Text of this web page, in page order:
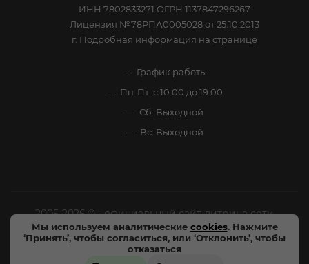
Мы используем аналитические cookies. Нажмите
‘Принять’, чтобы согласиться, или ‘Отклонить’, чтобы
отказаться
ИНН 7802833271 ОГРН 1137847296267
Лицензия №78РПА0005028 от 25.10.2013
г. Подробная информация на странице
График работы
Пн-Пт: с 10:00 до 19:00
Сб: Выходной
Вс: Выходной
2005-2026 © - официальный сайт-витрина сети
специализированных напитков "Калейдоскоп Напитков
Мира". Все права защищены.